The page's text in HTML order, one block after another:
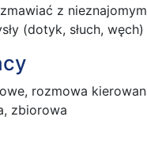
z
(dotyk, słuch,
rozmowa
zbiorowa